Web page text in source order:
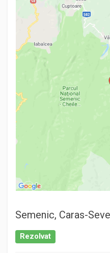
Semenic, Caras-
Rezolvat